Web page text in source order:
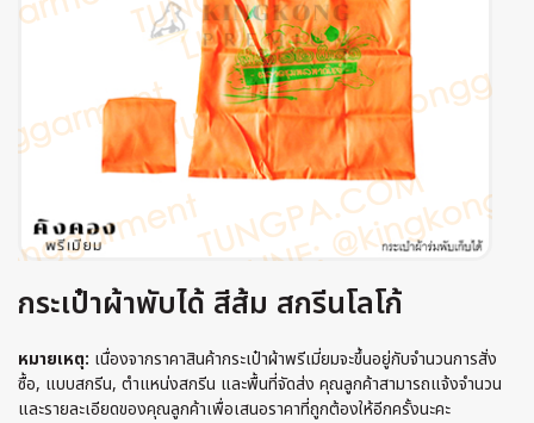
กระเป๋าผ้าพับได้ สีส้ม สกรีนโลโก้
หมายเหตุ: เนื่องจากราคาสินค้ากระเป๋าผ้าพรีเมี่ยมจะขึ้นอยู่กับจำนวนการสั่ง
ซื้อ, แบบสกรีน, ตำแหน่งสกรีน และพื้นที่จัดส่ง คุณลูกค้าสามารถแจ้งจำนวน
และรายละเอียดของคุณลูกค้าเพื่อเสนอราคาที่ถูกต้องให้อีกครั้งนะคะ